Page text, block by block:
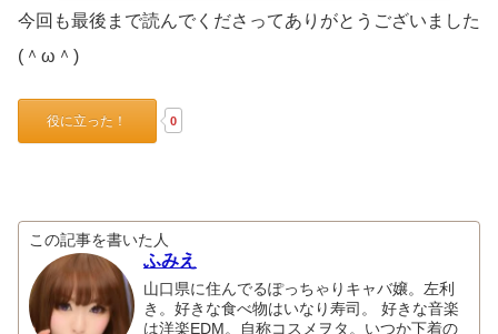
今回も最後まで読んでくださってありがとうございました
(＾ω＾)
役に立った！ 0
この記事を書いた人
ふみえ
山口県に住んでるぽっちゃりキャバ嬢。左利
き。好きな食べ物はいなり寿司。 好きな音楽
は洋楽EDM。自称コスメヲタ。いつか下着の